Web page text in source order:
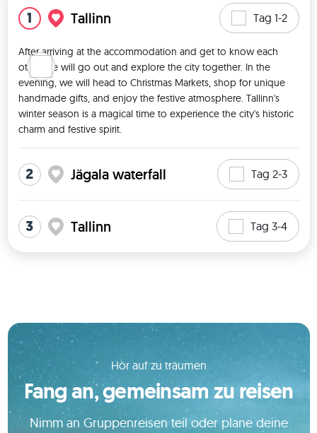
1 Tallinn Tag 1-2
After arriving at the accommodation and get to know each
other we will go out and explore the city together. In the
evening, we will head to Christmas Markets, shop for unique
handmade gifts, and enjoy the festive atmosphere. Tallinn's
winter season is a magical time to experience the city's historic
charm and festive spirit.
2 Jägala waterfall Tag 2-3
3 Tallinn Tag 3-4
Hör auf zu träumen
Fang an, gemeinsam zu reisen
Nimm an Gruppenreisen teil oder plane deine